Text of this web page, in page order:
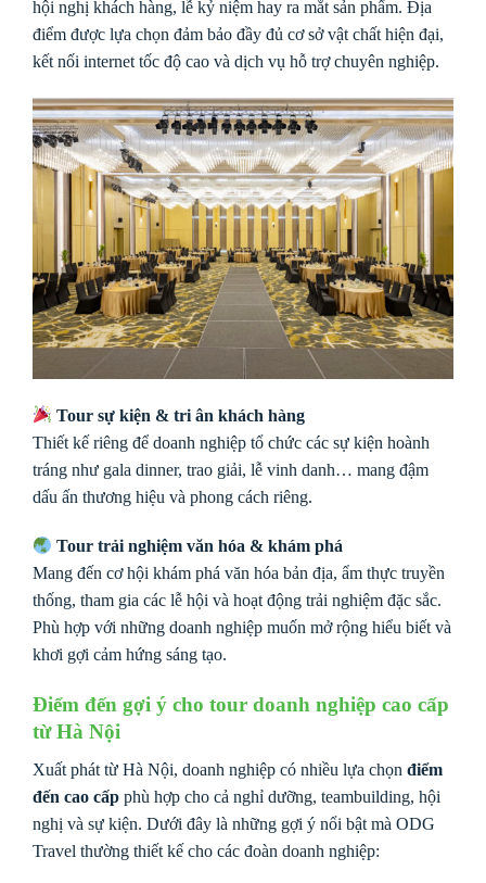
hội nghị khách hàng, lễ kỷ niệm hay ra mắt sản phẩm. Địa
điểm được lựa chọn đảm bảo đầy đủ cơ sở vật chất hiện đại,
kết nối internet tốc độ cao và dịch vụ hỗ trợ chuyên nghiệp.
Tour sự kiện & tri ân khách hàng
Thiết kế riêng để doanh nghiệp tổ chức các sự kiện hoành
tráng như gala dinner, trao giải, lễ vinh danh… mang đậm
dấu ấn thương hiệu và phong cách riêng.
Tour trải nghiệm văn hóa & khám phá
Mang đến cơ hội khám phá văn hóa bản địa, ẩm thực truyền
thống, tham gia các lễ hội và hoạt động trải nghiệm đặc sắc.
Phù hợp với những doanh nghiệp muốn mở rộng hiểu biết và
khơi gợi cảm hứng sáng tạo.
Điểm đến gợi ý cho tour doanh nghiệp cao cấp
từ Hà Nội
Xuất phát từ Hà Nội, doanh nghiệp có nhiều lựa chọn điểm
đến cao cấp phù hợp cho cả nghỉ dưỡng, teambuilding, hội
nghị và sự kiện. Dưới đây là những gợi ý nổi bật mà ODG
Travel thường thiết kế cho các đoàn doanh nghiệp: